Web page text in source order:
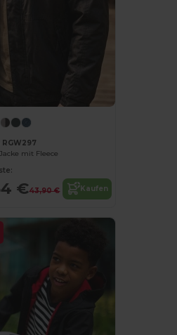
mit Fleece
€43,90 € Kaufen